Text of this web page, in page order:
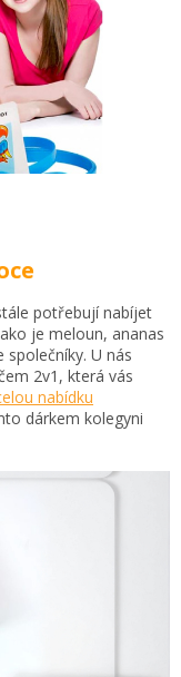
potřebují nabíjet
je meloun, ananas
U nás
2v1, která vás
nabídku
dárkem kolegyni